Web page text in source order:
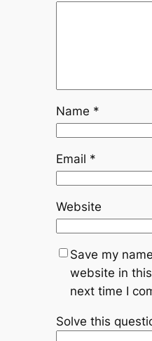
Name *
Email *
Website
Save my
website in
next time I
Solve this